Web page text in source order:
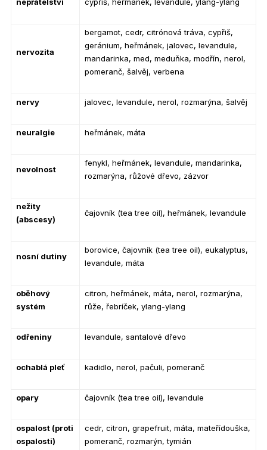
nervozita
bergamot, cedr, citrónová tráva, cypřiš,
geránium, heřmánek, jalovec, levandule,
mandarinka, med, meduňka, modřín, nerol,
pomeranč, šalvěj, verbena
nervy jalovec, levandule, nerol, rozmarýna, šalvěj
neuralgie heřmánek, máta
nevolnost
fenykl, heřmánek, levandule, mandarinka,
rozmarýna, růžové dřevo, zázvor
nežity
(abscesy)
čajovník (tea tree oil), heřmánek, levandule
nosní dutiny
borovice, čajovník (tea tree oil), eukalyptus,
levandule, máta
oběhový
systém
citron, heřmánek, máta, nerol, rozmarýna,
růže, řebríček, ylang-ylang
odřeniny levandule, santalové dřevo
ochablá pleť kadidlo, nerol, pačuli, pomeranč
opary čajovník (tea tree oil), levandule
ospalost (proti
ospalosti)
cedr, citron, grapefruit, máta, mateřídouška,
pomeranč, rozmarýn, tymián